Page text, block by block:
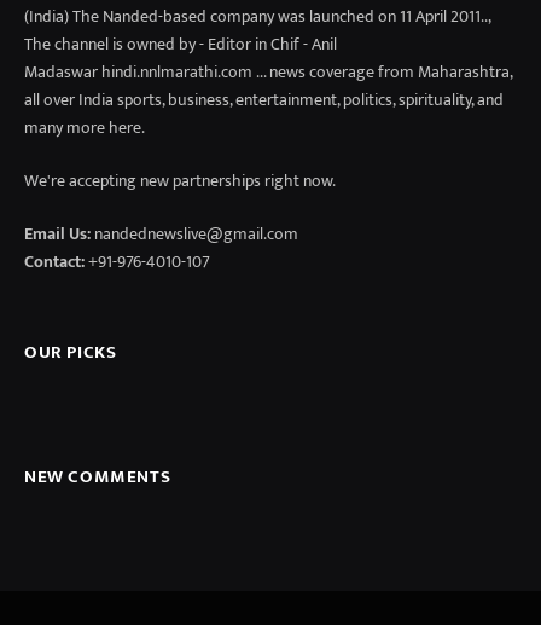
(India) The Nanded-based company was launched on 11 April 2011..,
The channel is owned by - Editor in Chif - Anil
Madaswar hindi.nnlmarathi.com ... news coverage from Maharashtra,
all over India sports, business, entertainment, politics, spirituality, and
many more here.
We're accepting new partnerships right now.
Email Us:nandednewslive@gmail.com
Contact:+91-976-4010-107
OUR PICKS
NEW COMMENTS